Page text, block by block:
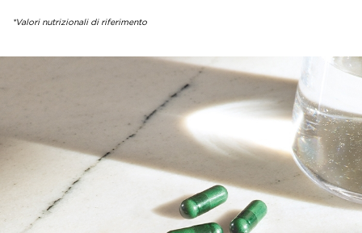
*Valori nutrizionali di riferimento